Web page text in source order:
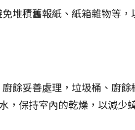
堆積舊報紙、紙箱雜物等
餘妥善處理，垃圾桶、廚
，保持室內的乾燥，以減少